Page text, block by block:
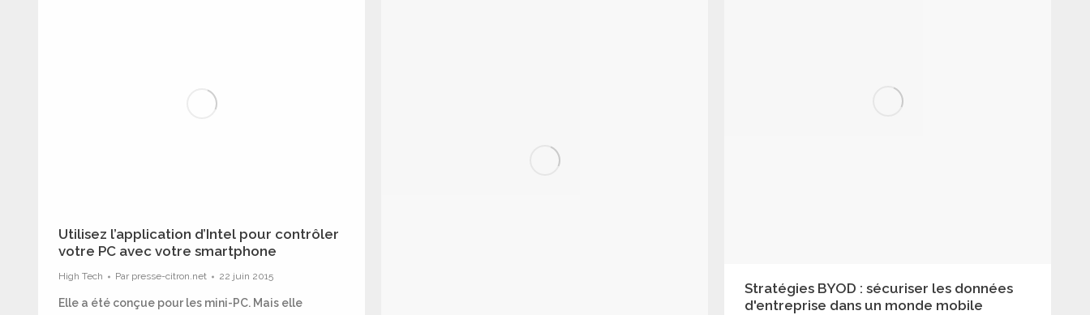
Stratégies BYOD : sécuriser les données
d'entreprise dans un monde mobile
Utilisez l’application d’Intel pour contrôler
votre PC avec votre smartphone
High Tech Par presse-citron.net 22 juin 2015
Elle a été conçue pour les mini-PC. Mais elle